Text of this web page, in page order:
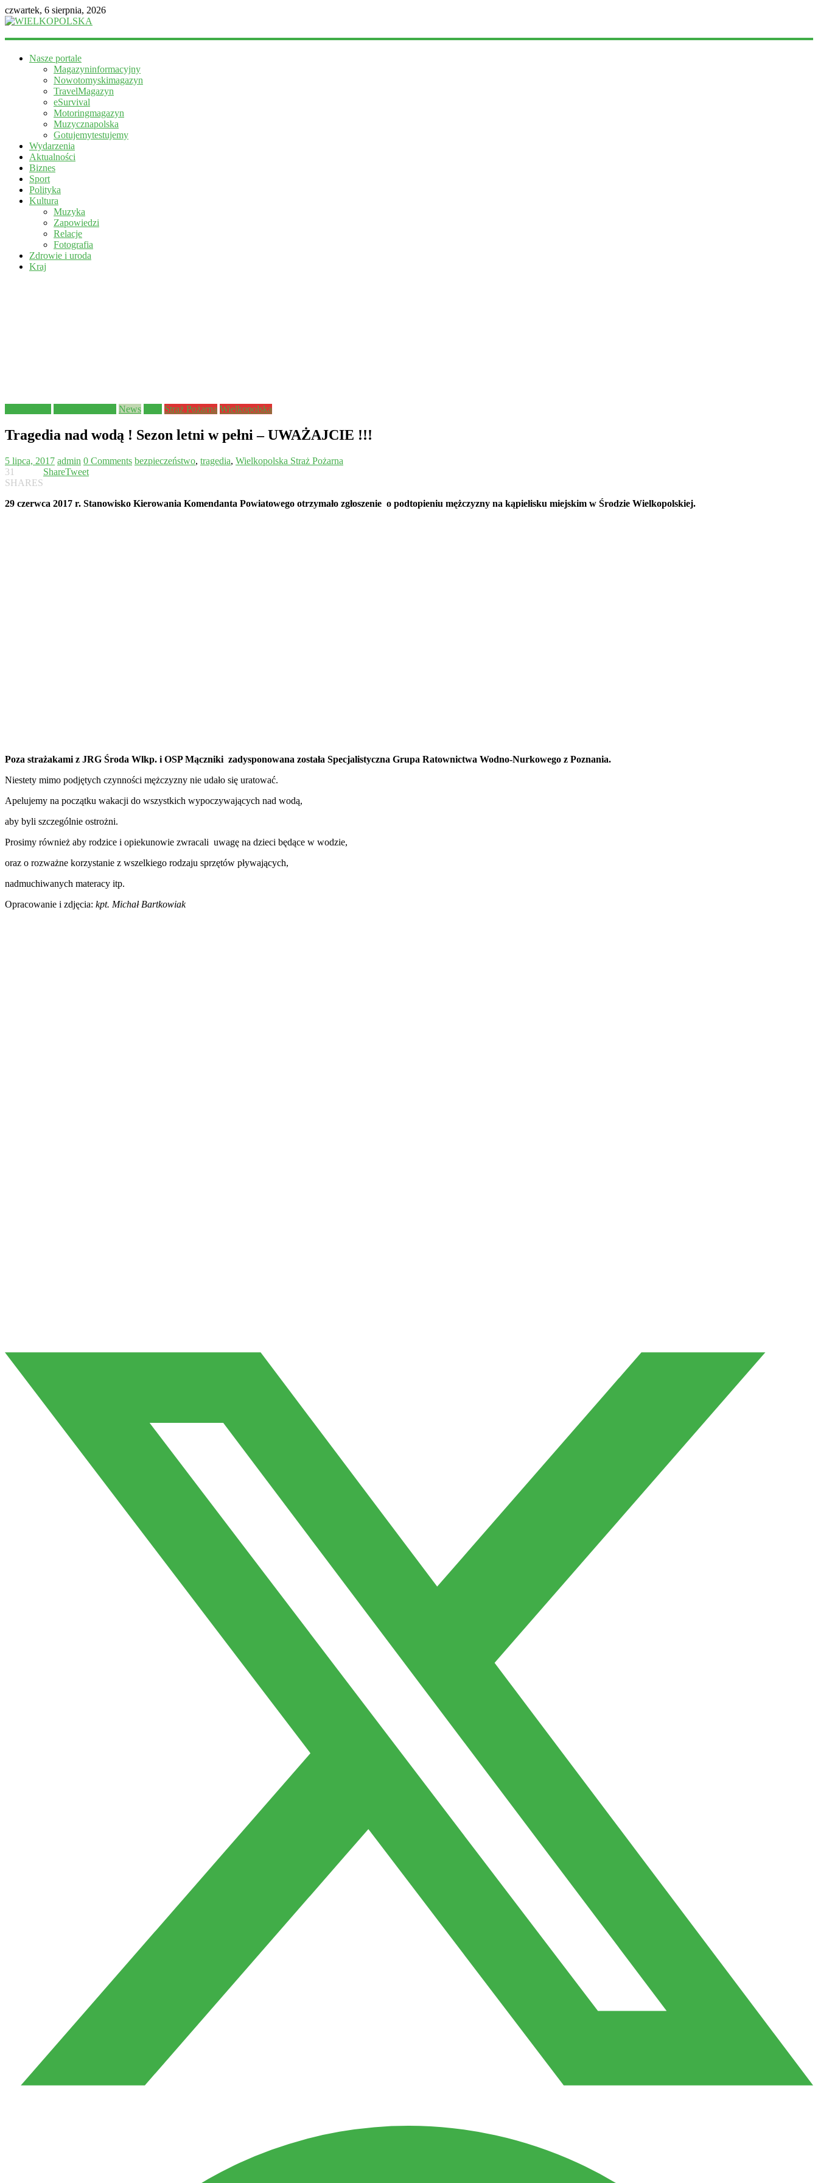
czwartek, 6 sierpnia, 2026
WIELKOPOLSKA
informacyjny
Nasze portale
Magazyninformacyjny
Nowotomyskimagazyn
TravelMagazyn
eSurvival
Motoringmagazyn
Muzycznapolska
Gotujemytestujemy
Wydarzenia
Aktualności
Biznes
Sport
Polityka
Kultura
Muzyka
Zapowiedzi
Relacje
Fotografia
Zdrowie i uroda
Kraj
News Straż Pożarna Wielkopolska
Tragedia nad wodą ! Sezon letni w pełni – UWAŻAJCIE !!!
5 lipca, 2017 admin 0 Comments bezpieczeństwo, tragedia, Wielkopolska Straż Pożarna
31
SHARES
ShareTweet
29 czerwca 2017 r. Stanowisko Kierowania Komendanta Powiatowego otrzymało zgłoszenie o podtopieniu mężczyzny na kąpielisku miejskim w Środzie Wielkopolskiej.
Poza strażakami z JRG Środa Wlkp. i OSP Mączniki zadysponowana została Specjalistyczna Grupa Ratownictwa Wodno-Nurkowego z Poznania.
Niestety mimo podjętych czynności mężczyzny nie udało się uratować.
Apelujemy na początku wakacji do wszystkich wypoczywających nad wodą,
aby byli szczególnie ostrożni.
Prosimy również aby rodzice i opiekunowie zwracali uwagę na dzieci będące w wodzie,
oraz o rozważne korzystanie z wszelkiego rodzaju sprzętów pływających,
nadmuchiwanych materacy itp.
Opracowanie i zdjęcia: kpt. Michał Bartkowiak